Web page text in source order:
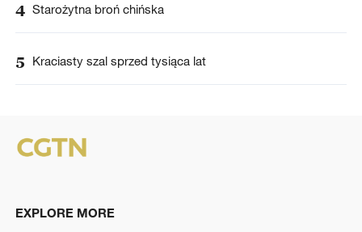
4 Starożytna broń chińska
5 Kraciasty szal sprzed tysiąca lat
EXPLORE MORE